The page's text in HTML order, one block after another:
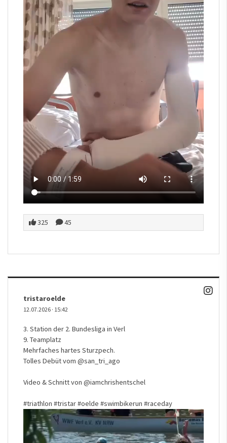
325 45
tristaroelde
12.07.2026 · 15:42
3. Station der 2. Bundesliga in Verl
9. Teamplatz
Mehrfaches hartes Sturzpech.
Tolles Debüt vom @san_tri_ago
Video & Schnitt von @iamchrishentschel
#triathlon #tristar#oelde #swimbikerun #raceday